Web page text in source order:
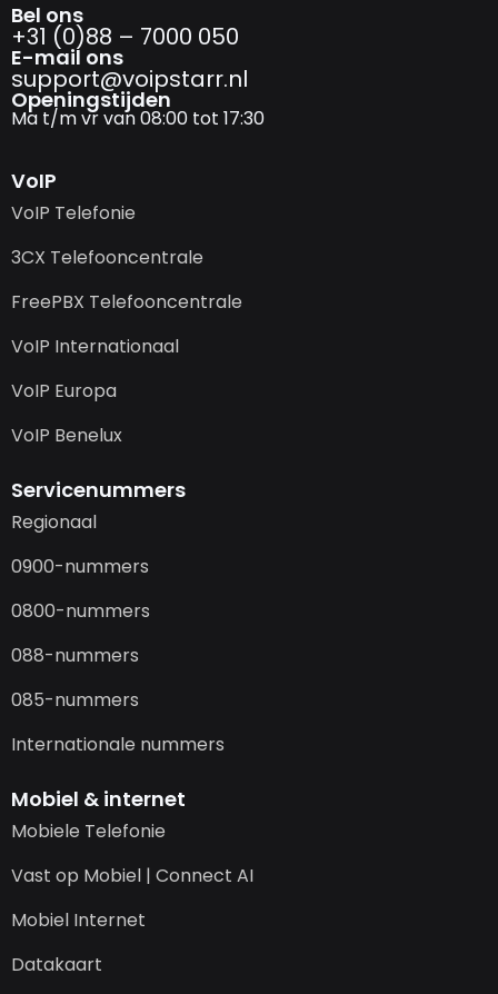
Bel ons
+31 (0)88 – 7000 050
E-mail ons
support@­voipstarr.nl
Openingstijden
Ma t/m vr van 08:00 tot 17:30
VoIP
VoIP Telefonie
3CX Telefooncentrale
FreePBX Telefooncentrale
VoIP Internationaal
VoIP Europa
VoIP Benelux
Servicenummers
Regionaal
0900-nummers
0800-nummers
088-nummers
085-nummers
Internationale nummers
Mobiel & internet
Mobiele Telefonie
Vast op Mobiel | Connect AI
Mobiel Internet
Datakaart